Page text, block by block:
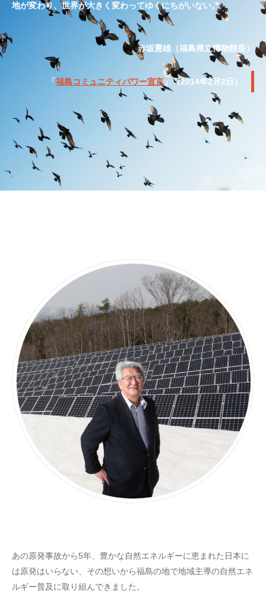
地が変わり、世界が大きく変わってゆくにちがいない。
赤坂憲雄（福島県立博物館長）
「 福島コミュニティパワー宣言 」（2014年2月2日）
あの原発事故から5年、豊かな自然エネルギーに恵まれた日本に
は原発はいらない、その想いから福島の地で地域主導の自然エネ
ルギー普及に取り組んできました。